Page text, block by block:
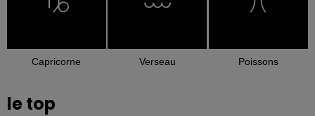
Capricorne Verseau Poissons
le top